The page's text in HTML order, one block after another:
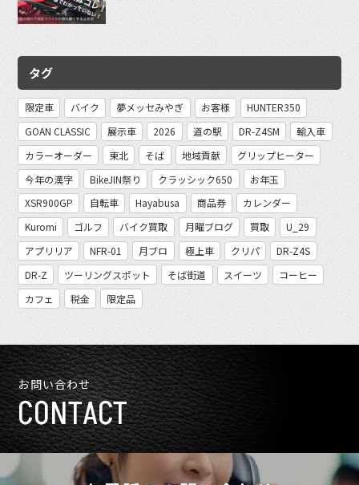
タグ
限定車 バイク 夢メッセみやぎ お客様
HUNTER350
GOAN CLASSIC
展示車 2026 道の駅 DR-Z4SM
輸入車
カラーオーダー
東北 そば 地域貢献
グリップヒーター
今年の漢字
BikeJIN祭り クラッシック650
お年玉
XSR900GP
自転車 Hayabusa 商品券
カレンダー
Kuromi
ゴルフ バイク買取 月曜ブログ 買取
U_29
アプリリア
NFR-01 月ブロ 極上車 クリパ
DR-Z4S
DR-Z
ツーリングスポット そば街道 スイーツ
コーヒー
カフェ
税金 限定品
お問い合わせ
CONTACT